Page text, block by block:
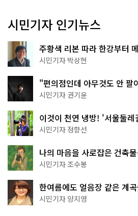
시민기자 인기뉴스
주황색 리본 따라 한강부터
서울둘레길 15코스
시민기자 박상현
"편의점인데 아무것도 안 팔
한 편의점의 정체
시민기자 권기윤
이것이 천연 냉방! '서울둘
나볼까
시민기자 정향선
나의 마음을 사로잡은 건축
상작 공개!
시민기자 조수봉
한여름에도 얼음장 같은 계
천국이네~
시민기자 양지영